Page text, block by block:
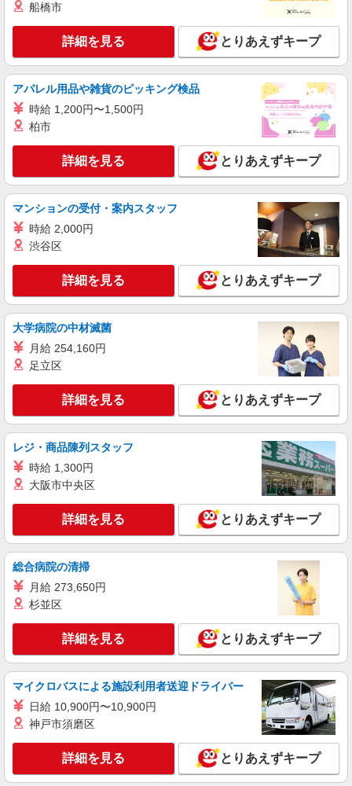
船橋市
詳細を見る とりあえずキープ
アパレル用品や雑貨のピッキング検品
時給 1,200円〜1,500円
柏市
詳細を見る とりあえずキープ
マンションの受付・案内スタッフ
時給 2,000円
渋谷区
詳細を見る とりあえずキープ
大学病院の中材滅菌
月給 254,160円
足立区
詳細を見る とりあえずキープ
レジ・商品陳列スタッフ
時給 1,300円
大阪市中央区
詳細を見る とりあえずキープ
総合病院の清掃
月給 273,650円
杉並区
詳細を見る とりあえずキープ
マイクロバスによる施設利用者送迎ドライバー
日給 10,900円〜10,900円
神戸市須磨区
詳細を見る とりあえずキープ